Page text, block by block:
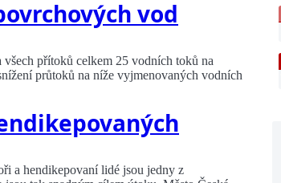
vod
přítoků celkem 25 vodních toků na
průtoků na níže vyjmenovaných vodních
a hendikepovaní lidé jsou jedny z